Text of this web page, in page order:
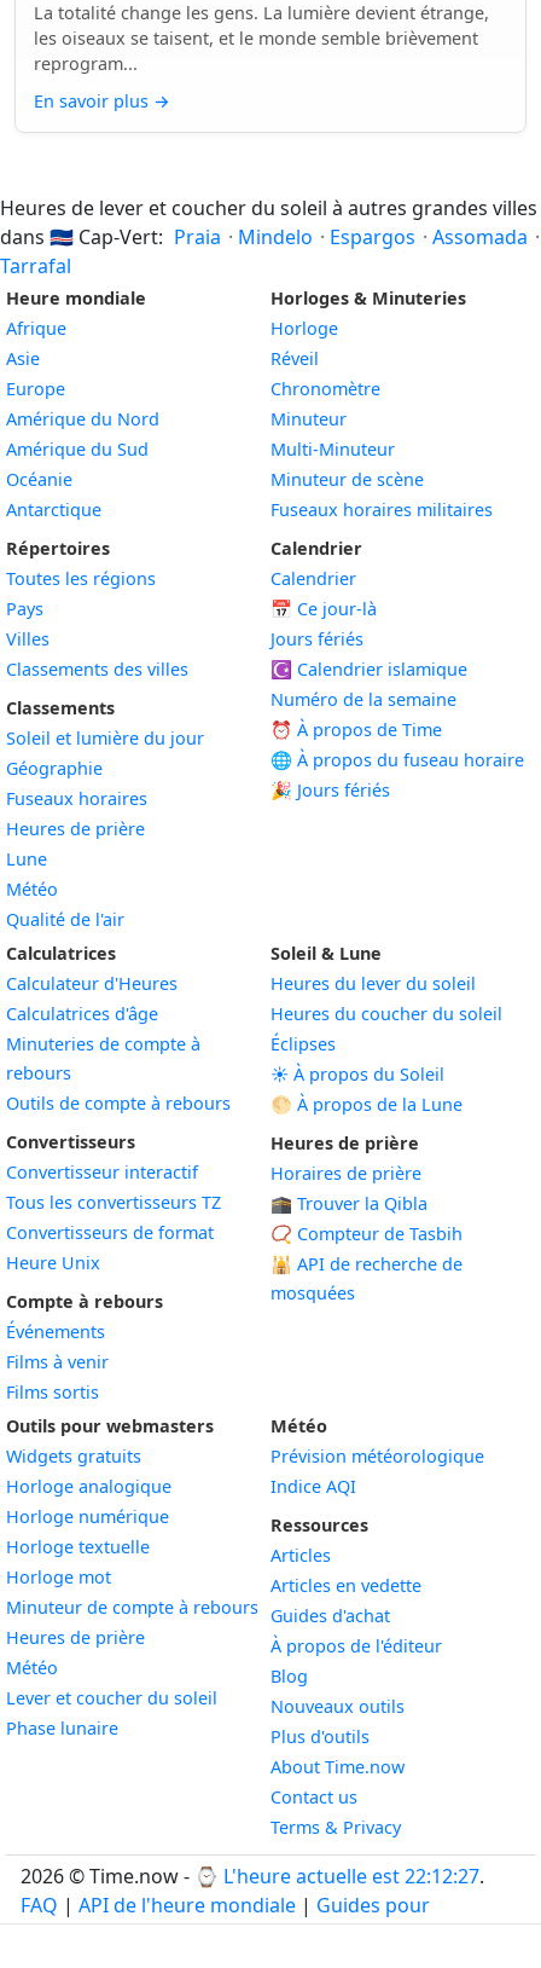
La totalité change les gens. La lumière devient étrange,
les oiseaux se taisent, et le monde semble brièvement
reprogram...
En savoir plus →
Heures de lever et coucher du soleil à autres grandes villes
dans 🇨🇻 Cap-Vert: Praia · Mindelo · Espargos · Assomada ·
Tarrafal
Heure mondiale
Afrique
Asie
Europe
Amérique du Nord
Amérique du Sud
Océanie
Antarctique
Répertoires
Toutes les régions
Pays
Villes
Classements des villes
Classements
Soleil et lumière du jour
Géographie
Fuseaux horaires
Heures de prière
Lune
Météo
Qualité de l'air
Horloges & Minuteries
Horloge
Réveil
Chronomètre
Minuteur
Multi-Minuteur
Minuteur de scène
Fuseaux horaires militaires
Calendrier
Calendrier
📅 Ce jour-là
Jours fériés
☪️ Calendrier islamique
Numéro de la semaine
⏰ À propos de Time
🌐 À propos du fuseau horaire
🎉 Jours fériés
Calculatrices
Calculateur d'Heures
Calculatrices d'âge
Minuteries de compte à
rebours
Outils de compte à rebours
Convertisseurs
Convertisseur interactif
Tous les convertisseurs TZ
Convertisseurs de format
Heure Unix
Compte à rebours
Événements
Films à venir
Films sortis
Soleil & Lune
Heures du lever du soleil
Heures du coucher du soleil
Éclipses
☀️ À propos du Soleil
🌕 À propos de la Lune
Heures de prière
Horaires de prière
🕋 Trouver la Qibla
📿 Compteur de Tasbih
🕌 API de recherche de
mosquées
Outils pour webmasters
Widgets gratuits
Horloge analogiqueWidget
Horloge numériqueWidget
Horloge textuelleWidget
Horloge motWidget
Minuteur de compte à rebours Widget
Heures de prièreWidget
Météo
Lever et coucher du soleil
Phase lunaireWidget
Météo
Prévision météorologique
Indice AQI
Ressources
Articles
Articles en vedette
Guides d'achat
À propos de l'éditeur
Blog
Nouveaux outils
Plus d'outils
About Time.now
Contact us
Terms & Privacy
2026 © Time.now - ⌚ L'heure actuelle est 22:12:28.
FAQ | API de l'heure mondiale | Guides pour